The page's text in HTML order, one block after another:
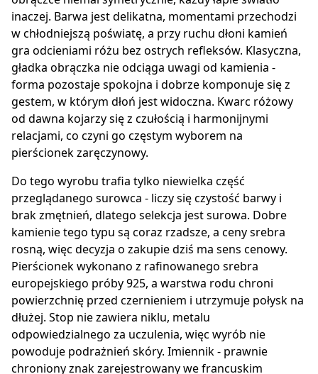
inaczej. Barwa jest delikatna, momentami przechodzi
w chłodniejszą poświatę, a przy ruchu dłoni kamień
gra odcieniami różu bez ostrych refleksów. Klasyczna,
gładka obrączka nie odciąga uwagi od kamienia -
forma pozostaje spokojna i dobrze komponuje się z
gestem, w którym dłoń jest widoczna. Kwarc różowy
od dawna kojarzy się z czułością i harmonijnymi
relacjami, co czyni go częstym wyborem na
pierścionek zaręczynowy.
Do tego wyrobu trafia tylko niewielka część
przeglądanego surowca - liczy się czystość barwy i
brak zmętnień, dlatego selekcja jest surowa. Dobre
kamienie tego typu są coraz rzadsze, a ceny srebra
rosną, więc decyzja o zakupie dziś ma sens cenowy.
Pierścionek wykonano z rafinowanego srebra
europejskiego próby 925, a warstwa rodu chroni
powierzchnię przed czernieniem i utrzymuje połysk na
dłużej. Stop nie zawiera niklu, metalu
odpowiedzialnego za uczulenia, więc wyrób nie
powoduje podrażnień skóry. Imiennik - prawnie
chroniony znak zarejestrowany we francuskim